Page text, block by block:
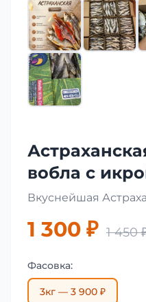
вобла с
Вкуснейшая
1 300 ₽ 1 450
Фасовка:
3кг — 3 900 ₽